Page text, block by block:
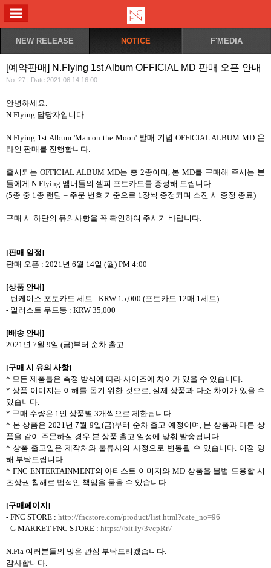
NEW RELEASE NOTICE F'MEDIA
[예약판매] N.Flying 1st Album OFFICIAL MD 판매 오픈 안내
No. 27 | Date 2021.06.14 16:00
안녕하세요.
N.Flying 담당자입니다.
N.Flying 1st Album 'Man on the Moon' 발매 기념 OFFICIAL ALBUM MD 온
라인 판매를 진행합니다.
출시되는 OFFICIAL ALBUM MD는 총 2종이며, 본MD를 구매해 주시는 분
들에게 N.Flying 멤버들의 셀피 포토카드를 증정해 드립니다.
(5종 중 1종 랜덤 – 주문 번호 기준으로 1장씩 증정되며 소진 시 증정 종료)
구매 시 하단의 유의사항을 꼭 확인하여 주시기 바랍니다.
[판매 일정]
판매 오픈 : 2021년 6월 14일 (월) PM 4:00
[상품 안내]
- 틴케이스 포토카드 세트 : KRW 15,000 (포토카드 12매 1세트)
- 일러스트 무드등 : KRW 35,000
[배송 안내]
2021년 7월 9일 (금)부터 순차 출고
[구매 시 유의 사항]
* 모든 제품들은 측정 방식에 따라 사이즈에 차이가 있을 수 있습니다.
*상품 이미지는 이해를 돕기 위한 것으로, 실제 상품과 다소 차이가 있을 수
있습니다.
* 구매 수량은 1인 상품별 3개씩으로 제한됩니다.
* 본 상품은 2021년7월 9일(금)부터 순차 출고 예정이며, 본 상품과 다른 상
품을 같이 주문하실 경우 본 상품 출고 일정에 맞춰 발송됩니다.
*상품 출고일은 제작처와 물류사의 사정으로 변동될 수 있습니다. 이점 양
해 부탁드립니다.
* FNC ENTERTAINMENT의 아티스트 이미지와 MD 상품을 불법 도용할 시
초상권 침해로 법적인 책임을 물을 수 있습니다.
[구매페이지 ]
- FNC STORE : http://fncstore.com/product/list.html?cate_no=96
- G MARKET FNC STORE : https://bit.ly/3vcpRr7
N.Fia 여러분들의 많은 관심 부탁드리겠습니다.
감사합니다.